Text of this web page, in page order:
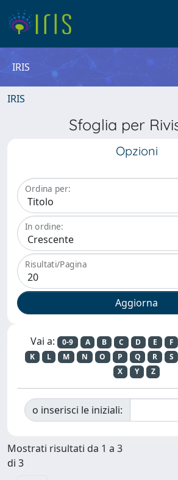
IRIS
IRIS
Sfoglia per
Opzioni
Ordina per:
In ordine:
Risultati/Pagina
Vai a: 0-9 A B C D E F
K
L M N O P Q R S
X
Y Z
o inserisci le iniziali:
Mostrati risultati da 1 a 3
di 3